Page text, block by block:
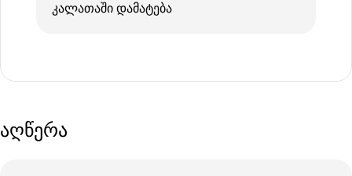
კალათაში დამატება
აღწერა